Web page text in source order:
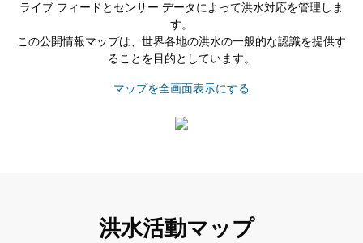
ライブ フィードとセンサー データによって洪水対応を管理しま
す。
この公開情報マップは、世界各地の洪水の一般的な認識を提供す
ることを目的としています。
マップを全画面表示にする
洪水活動マップ